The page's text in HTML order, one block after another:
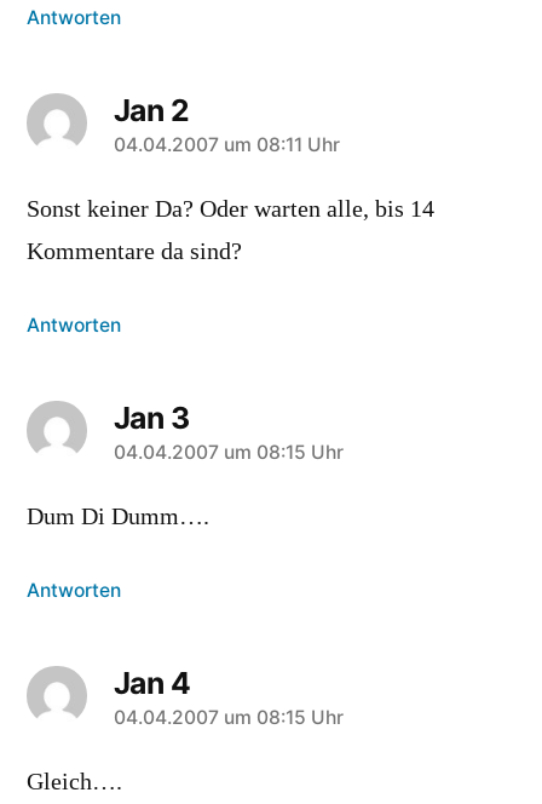
Antworten
Jan 2
sagt:
04.04.2007 um 08:11 Uhr
Sonst keiner Da? Oder warten alle, bis 14
Kommentare da sind?
Antworten
Jan 3
sagt:
04.04.2007 um 08:15 Uhr
Dum Di Dumm….
Antworten
Jan 4
sagt:
04.04.2007 um 08:15 Uhr
Gleich….